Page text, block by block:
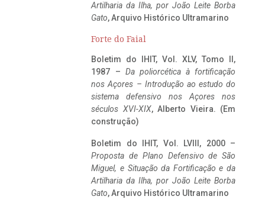
Artilharia da Ilha, por João Leite Borba
Gato, Arquivo Histórico Ultramarino
Forte do Faial
Boletim do IHIT, Vol. XLV, Tomo II,
1987 – Da poliorcética à fortificação
nos Açores – Introdução ao estudo do
sistema defensivo nos Açores nos
séculos XVI-XIX, Alberto Vieira. (Em
construção)
Boletim do IHIT, Vol. LVIII, 2000 –
Proposta de Plano Defensivo de São
Miguel, e Situação da Fortificação e da
Artilharia da Ilha, por João Leite Borba
Gato, Arquivo Histórico Ultramarino